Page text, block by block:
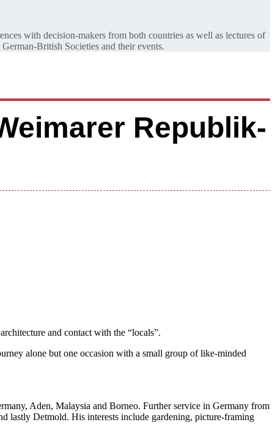
with decision-makers from both countries as well as lectures of
British Societies and their events.
Republik-
and contact with the “locals”.
alone but one occasion with a small group of like-minded
Aden, Malaysia and Borneo. Further service in Germany from
lastly Detmold. His interests include gardening, picture-framing